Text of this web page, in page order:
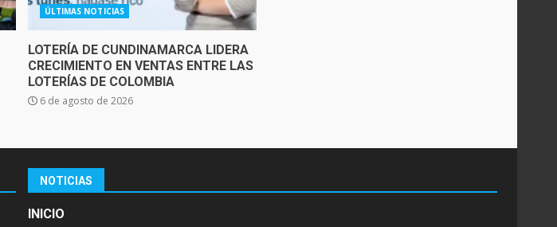
ÚLTIMAS NOTICIAS
LOTERÍA DE CUNDINAMARCA LIDERA
CRECIMIENTO EN VENTAS ENTRE LAS
LOTERÍAS DE COLOMBIA
6 de agosto de 2026
NOTICIAS
INICIO